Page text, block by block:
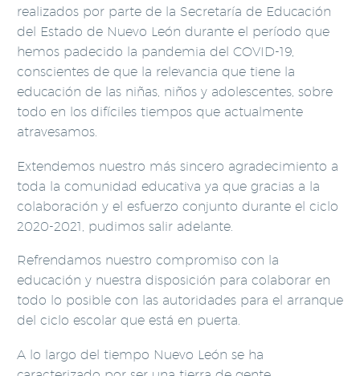
realizados por parte de la Secretaría de Educación
del Estado de Nuevo León durante el período que
hemos padecido la pandemia del COVID-19,
conscientes de que la relevancia que tiene la
educación de las niñas, niños y adolescentes, sobre
todo en los difíciles tiempos que actualmente
atravesamos.
Extendemos nuestro más sincero agradecimiento a
toda la comunidad educativa ya que gracias a la
colaboración y el esfuerzo conjunto durante el ciclo
2020-2021, pudimos salir adelante.
Refrendamos nuestro compromiso con la
educación y nuestra disposición para colaborar en
todo lo posible con las autoridades para el arranque
del ciclo escolar que está en puerta.
A lo largo del tiempo Nuevo León se ha